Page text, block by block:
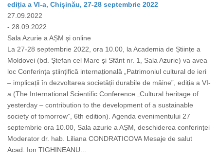
ediția a VI-a, Chișinău, 27-28 septembrie 2022
27.09.2022
- 28.09.2022
Sala Azurie a AȘM şi online
La 27-28 septembrie 2022, ora 10.00, la Academia de Științe a
Moldovei (bd. Ștefan cel Mare și Sfânt nr. 1, Sala Azurie) va avea
loc Conferința științifică internațională „Patrimoniul cultural de ieri
– implicații în dezvoltarea societății durabile de mâine”, ediția a VI-
a (The International Scientific Conference „Cultural heritage of
yesterday – contribution to the development of a sustainable
society of tomorrow”, 6th edition). Agenda evenimentului 27
septembrie ora 10.00, Sala azurie a AȘM, deschiderea conferinței
Moderator dr. hab. Liliana CONDRATICOVA Mesaje de salut
Acad. Ion TIGHINEANU...